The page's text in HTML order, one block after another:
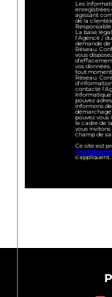
Les
enregistrées
agissant
de la
La base
l'Agence /
demande de
Réseau.
vous
vos
tout
Réseau.
contacté
Informatique
pouvez
informons
démarchage
pouvez vous
le cadre de
vous
champ de
Ce site est
s'appliquent.